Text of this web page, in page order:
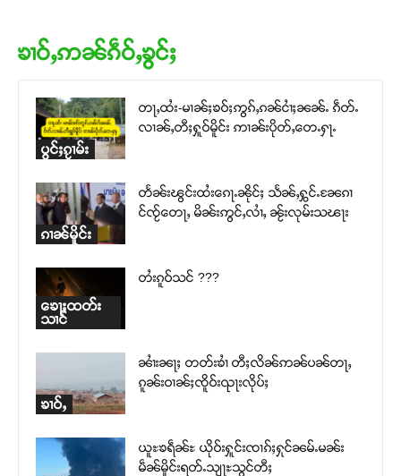
ၶၢဝ်ႇဢၼ်ၵဵဝ်ႇၶွင်ႈ
ပွင်ႈၵႂၢမ်း
တႃႇထႆး-မၢၼ်ႈၶဝ်ႈဢွၵ်ႇၵၼ်ငၢႆႈၼၼ်ႉ ၵဵတ်ႉ
လၢၼ်ႇတီႈႁူဝ်မိူင်း ဢၢၼ်းပိုတ်ႇတေႉႁႃႉ
ၵၢၼ်မိူင်း
တႅၼ်းၽွင်းထႆးၵေႃႉၼိုင်ႈ သႅၼ်ႇႁွင်ႉၼႄၵၢ
င်ၸႂ်တေႃႇ မိၼ်းဢွင်ႇလၢႆႇ ၼႂ်းလုမ်းသၽႃး
ၶေႃႈထတ်း
သၢင်
တႆးၵူဝ်သင် ???
ၶၢဝ်ႇ
ၼၢႆးၼႃႈ တတ်းၶၢႆ တီႈလိၼ်ဢၼ်ပၼ်တႃႇ
ၵူၼ်းဝၢၼ်ႈၸိူဝ်းၺႃးလိုပ်ႈ
ယူႊၶရဵၼ်ႊ ယိုဝ်းႁူင်းၸၢၵ်ႈႁုင်ၼမ်ႉမၼ်း
မဵၼ်မိူင်းရတ်ႉသျႃႊသွင်တီႈ